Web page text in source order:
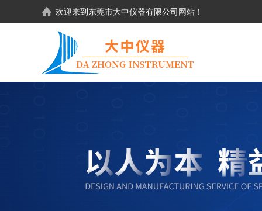
欢迎来到东莞市大中仪器有限公司网站！